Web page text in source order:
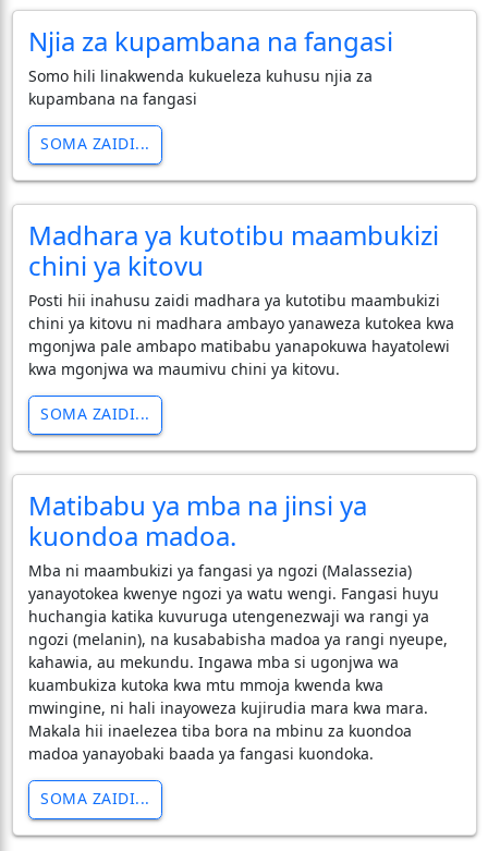
Njia za kupambana na fangasi
Somo hili linakwenda kukueleza kuhusu njia za
kupambana na fangasi
SOMA ZAIDI...
Madhara ya kutotibu maambukizi
chini ya kitovu
Posti hii inahusu zaidi madhara ya kutotibu maambukizi
chini ya kitovu ni madhara ambayo yanaweza kutokea kwa
mgonjwa pale ambapo matibabu yanapokuwa hayatolewi
kwa mgonjwa wa maumivu chini ya kitovu.
SOMA ZAIDI...
Matibabu ya mba na jinsi ya
kuondoa madoa.
​Mba ni maambukizi ya fangasi ya ngozi (Malassezia)
yanayotokea kwenye ngozi ya watu wengi. Fangasi huyu
huchangia katika kuvuruga utengenezwaji wa rangi ya
ngozi (melanin), na kusababisha madoa ya rangi nyeupe,
kahawia, au mekundu. Ingawa mba si ugonjwa wa
kuambukiza kutoka kwa mtu mmoja kwenda kwa
mwingine, ni hali inayoweza kujirudia mara kwa mara.
Makala hii inaelezea tiba bora na mbinu za kuondoa
madoa yanayobaki baada ya fangasi kuondoka.
SOMA ZAIDI...